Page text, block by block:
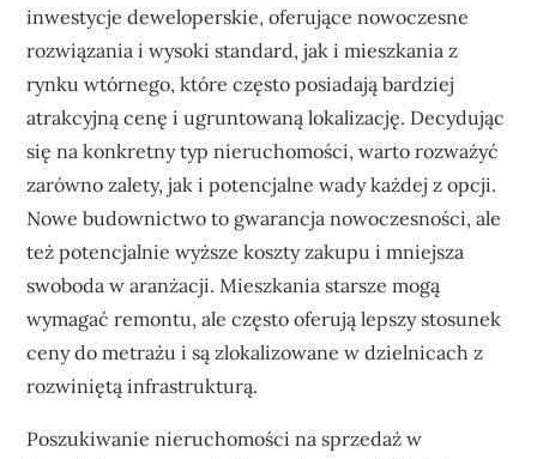
inwestycje deweloperskie, oferujące nowoczesne
rozwiązania i wysoki standard, jak i mieszkania z
rynku wtórnego, które często posiadają bardziej
atrakcyjną cenę i ugruntowaną lokalizację. Decydując
się na konkretny typ nieruchomości, warto rozważyć
zarówno zalety, jak i potencjalne wady każdej z opcji.
Nowe budownictwo to gwarancja nowoczesności, ale
też potencjalnie wyższe koszty zakupu i mniejsza
swoboda w aranżacji. Mieszkania starsze mogą
wymagać remontu, ale często oferują lepszy stosunek
ceny do metrażu i są zlokalizowane w dzielnicach z
rozwiniętą infrastrukturą.
Poszukiwanie nieruchomości na sprzedaż w